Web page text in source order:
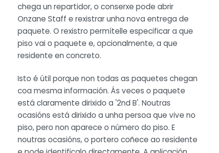
chega un repartidor, o conserxe pode abrir
Onzane Staff e rexistrar unha nova entrega de
paquete. O rexistro permítelle especificar a que
piso vai o paquete e, opcionalmente, a que
residente en concreto.
Isto é útil porque non todas as paquetes chegan
coa mesma información. Ás veces o paquete
está claramente dirixido a '2nd B'. Noutras
ocasións está dirixido a unha persoa que vive no
piso, pero non aparece o número do piso. E
noutras ocasións, o portero coñece ao residente